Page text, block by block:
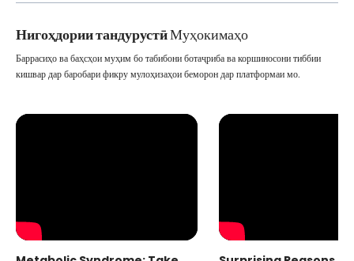
Нигоҳдории тандурустӣМуҳокимаҳо
Баррасиҳо ва баҳсҳои муҳим бо табибони ботаҷриба ва коршиносони тиббии
кишвар дар баробари фикру мулоҳизаҳои беморон дар платформаи мо.